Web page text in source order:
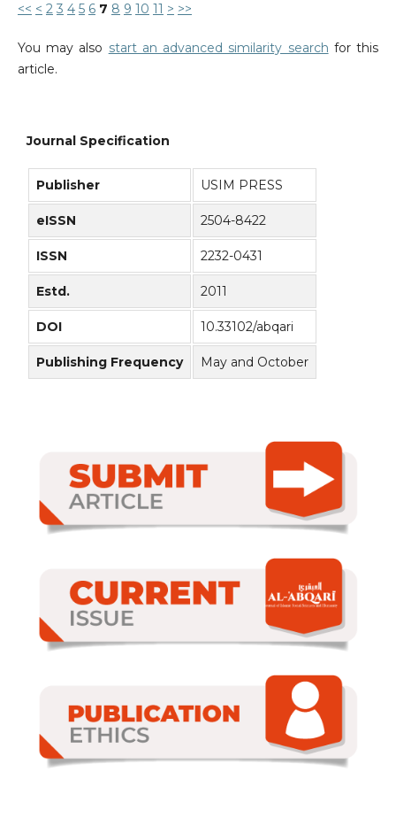
<< < 2 3 4 5 6 7 8 9 10 11 > >>
You may also start an advanced similarity search for this
article.
Journal Specification
Publisher USIM PRESS
eISSN 2504-8422
ISSN 2232-0431
Estd. 2011
DOI 10.33102/abqari
Publishing Frequency May and October